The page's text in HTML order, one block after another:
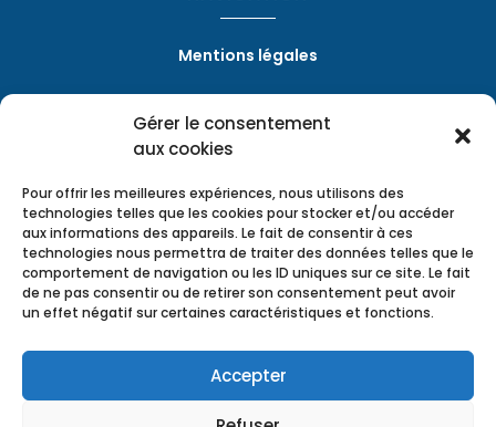
Gérer le consentement
aux cookies
Pour offrir les meilleures expériences, nous utilisons des
technologies telles que les cookies pour stocker et/ou accéder
aux informations des appareils. Le fait de consentir à ces
technologies nous permettra de traiter des données telles que le
comportement de navigation ou les ID uniques sur ce site. Le fait
de ne pas consentir ou de retirer son consentement peut avoir
un effet négatif sur certaines caractéristiques et fonctions.
Accepter
Mentions légales
RÉALISATION